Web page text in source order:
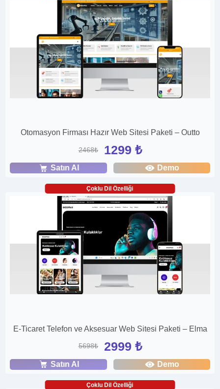
Otomasyon Firması Hazır Web Sitesi Paketi – Outto
2468₺ 1299 ₺
Satın Al Demo
Çoklu Dil Özelliği
E-Ticaret Telefon ve Aksesuar Web Sitesi Paketi – Elma
5698₺ 2999 ₺
Satın Al Demo
Çoklu Dil Özelliği